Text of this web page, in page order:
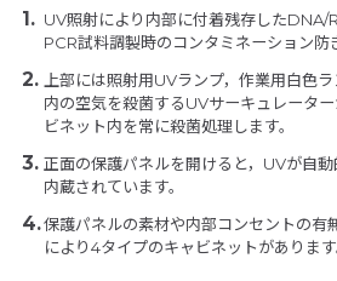
UV照射により内部に付着残存したDNA/
PCR試料調製時のコンタミネーション防
上部には照射用UVランプ，作業用白色
内の空気を殺菌するUVサーキュレータ
ビネット内を常に殺菌処理します。
正面の保護パネルを開けると，UVが自
内蔵されています。
保護パネルの素材や内部コンセントの有
により4タイプのキャビネットがあります